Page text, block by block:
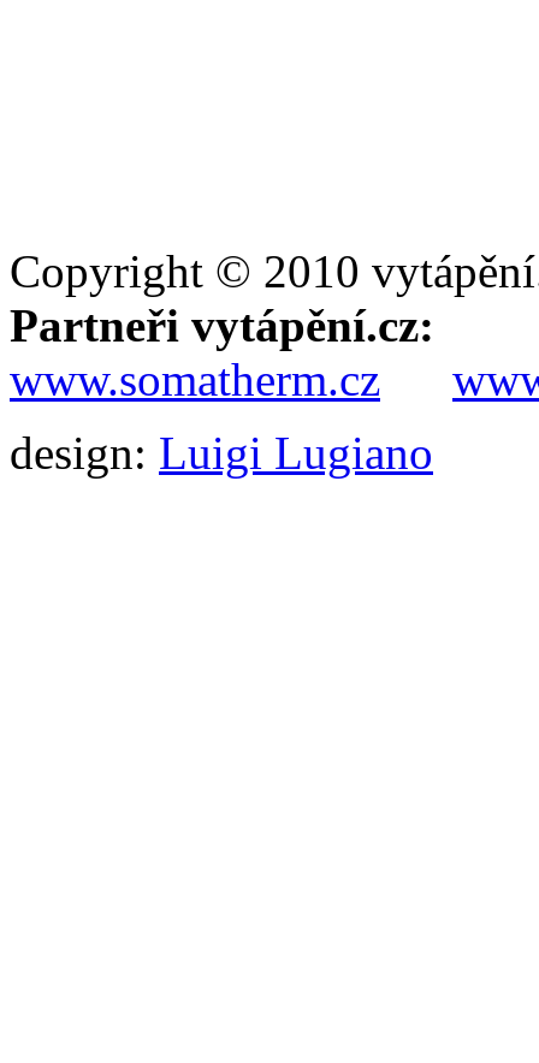
Copyright © 2010
Partneři vytápění.cz:
www.somatherm.cz
design: Luigi Lugiano